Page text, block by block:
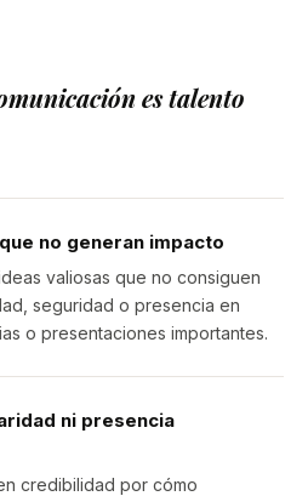
es talento
no generan impacto
valiosas que no consiguen
seguridad o presencia en
o presentaciones importantes.
ni presencia
credibilidad por cómo